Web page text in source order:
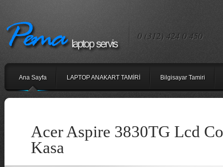
0 (312) 424 0 450
Ana Sayfa LAPTOP ANAKART TAMİRİ Bilgisayar Tamiri
Acer Aspire 3830TG Lcd
Kasa